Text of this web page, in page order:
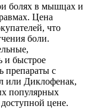
болях в мышцах и
Цена
что
боли.
и быстрое
препараты с
или Диклофенак,
популярных
цене.